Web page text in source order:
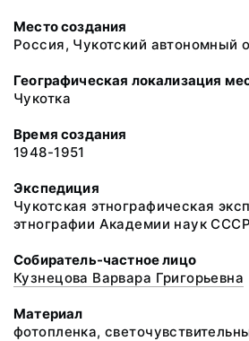
Место создания
Россия, Чукотский автономный
Географическая локализация
Чукотка
Время создания
1948-1951
Экспедиция
Чукотская этнографическая
этнографии Академии наук
Собиратель-частное лицо
Кузнецова Варвара Григорьевна
Материал
фотопленка,